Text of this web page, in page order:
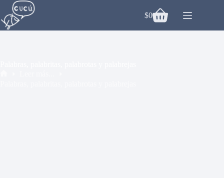
Saltar
contenido
Carro
$0